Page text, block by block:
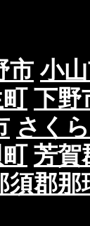
市 小
下野
さく
芳賀
須郡那